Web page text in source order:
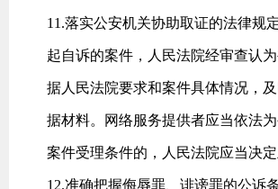
11.落实公安机关协助取证的法律规
起自诉的案件，人民法院经审查认
据人民法院要求和案件具体情况，
据材料。网络服务提供者应当依法
案件受理条件的，人民法院应当决
12.准确把握侮辱罪、诽谤罪的公诉